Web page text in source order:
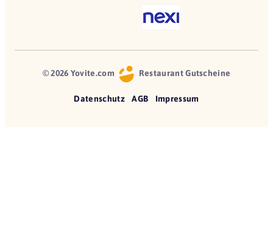
© 2026 Yovite.com Restaurant Gutscheine
Datenschutz AGB Impressum